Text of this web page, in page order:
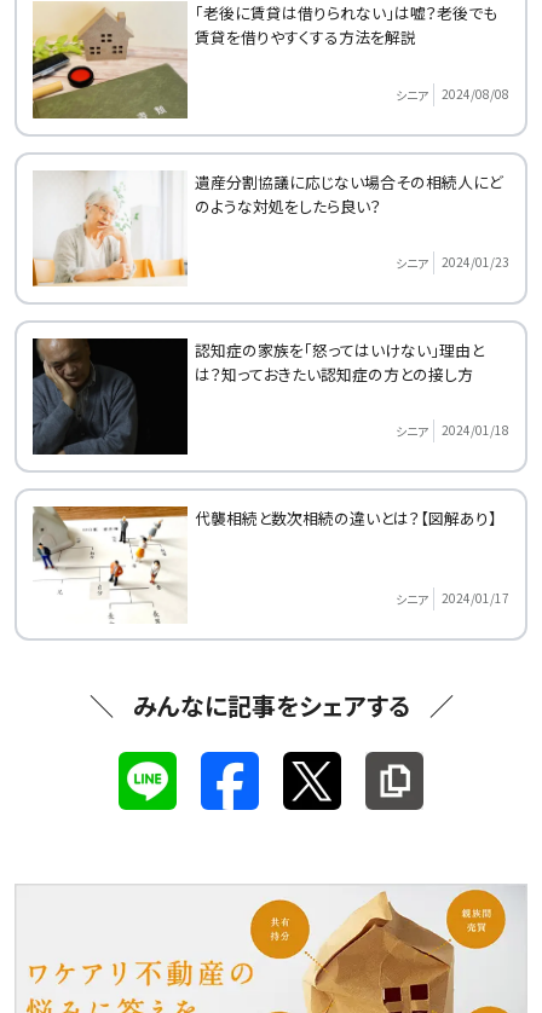
「老後に賃貸は借りられない」は嘘？老後でも
賃貸を借りやすくする方法を解説
シニア 2024/08/08
遺産分割協議に応じない場合その相続人にど
のような対処をしたら良い？
シニア 2024/01/23
認知症の家族を「怒ってはいけない」理由と
は？知っておきたい認知症の方との接し方
シニア 2024/01/18
代襲相続と数次相続の違いとは？【図解あり】
シニア 2024/01/17
みんなに記事をシェアする